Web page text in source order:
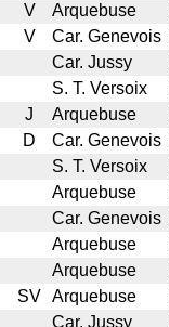
V Arquebuse
V Car. Genevois
Car. Jussy
S. T. Versoix
J Arquebuse
D Car. Genevois
S. T. Versoix
Arquebuse
Car. Genevois
Arquebuse
Arquebuse
SV Arquebuse
Car. Jussy